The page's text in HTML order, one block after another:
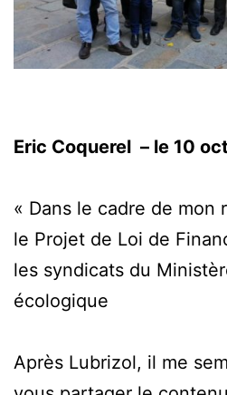
Eric Coquerel – le 10
« Dans le cadre de mon
le Projet de Loi de
les syndicats du
écologique
Après Lubrizol, il me